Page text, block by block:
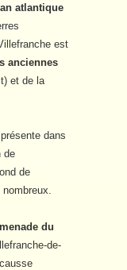
atlantique
est
anciennes
et de la
dans
de
de
du
de-